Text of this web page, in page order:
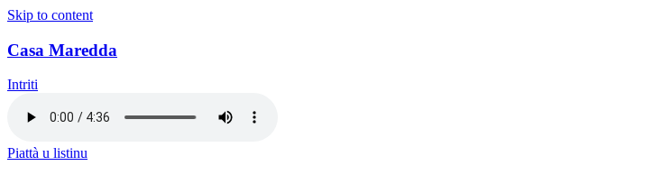
Skip to content
Casa Maredda
Intriti
Piattà u listinu